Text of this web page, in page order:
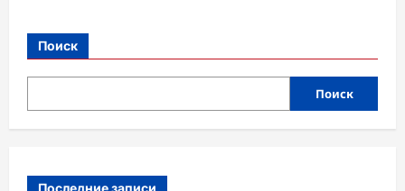
Поиск
Поиск
Последние записи